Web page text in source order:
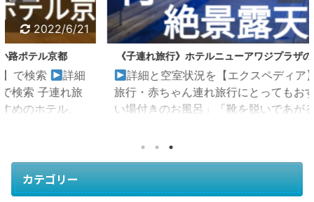
2022/6/1
《子連れ旅行》ホテルニューアワジプラザの和洋室で贅沢旅行
詳細と空室状況を【エクスペディア】で検索 子連れ
旅行・赤ちゃん連れ旅行にとってもおすすめの、「洗
い場付きのお風呂」「靴を脱いであがる和洋室」のワ
路島」 住所：〒656-0542 兵庫県南あわじ市阿万吹上
町１４３３−２ 朝食ビュッフェは「子どもにも食べさ
せやすい」和洋食ビュッフェ！ もちろん、シェフが目
の前でオムレツを焼いてくれる「ライブキッチン」も
カテゴリー